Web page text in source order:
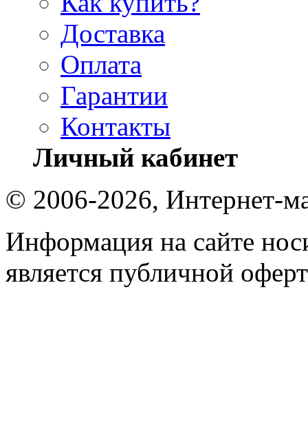
Доставка
Оплата
Гарантии
Контакты
Личный кабинет
© 2006-2026, Интернет-
Информация на сайте
является публичной